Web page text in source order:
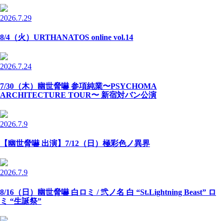
2026.7.29
8/4（火）URTHANATOS online vol.14
2026.7.24
7/30（木）幽世脅嚇 参項純業〜PSYCHOMA
ARCHITECTURE TOUR〜 新宿対バン公演
2026.7.9
【幽世脅嚇 出演】7/12（日）極彩色ノ異界
2026.7.9
8/16（日）幽世脅嚇 白ロミ / 弐ノ名 白 “St.Lightning Beast” ロ
ミ “生誕祭”